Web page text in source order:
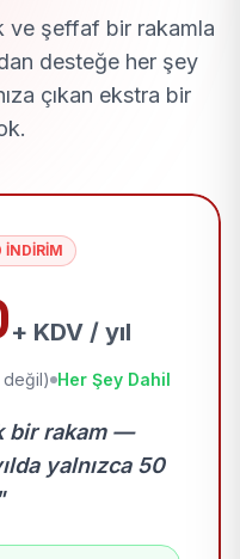
ve şeffaf bir rakamla
desteğe her şey
çıkan ekstra bir
İNDİRİM
+ KDV / yıl
değil) Her Şey Dahil
bir rakam —
yalnızca 50